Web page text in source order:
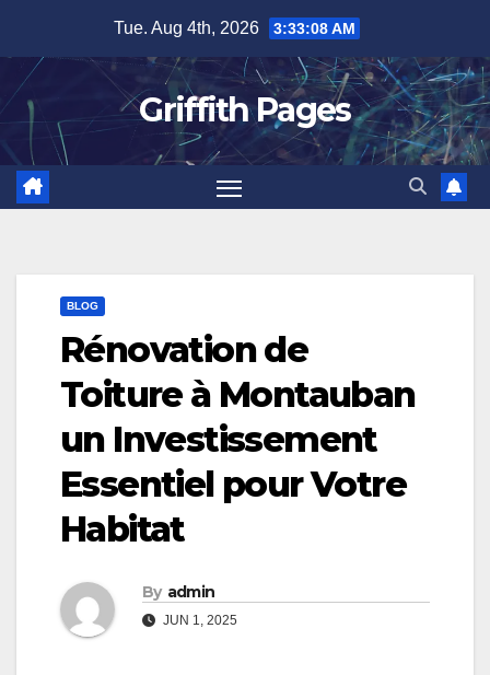
content
Tue. Aug 4th, 2026 3:33:09 AM
Griffith Pages
BLOG
Rénovation de
Toiture à Montauban
un Investissement
Essentiel pour Votre
Habitat
By admin
JUN 1, 2025